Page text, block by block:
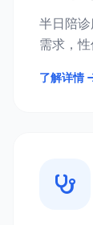
半日陪
需求，
了解详情